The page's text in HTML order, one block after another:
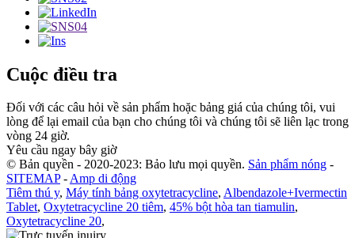
Cuộc điều tra
Đối với các câu hỏi về sản phẩm hoặc bảng giá của chúng tôi, vui
lòng để lại email của bạn cho chúng tôi và chúng tôi sẽ liên lạc trong
vòng 24 giờ.
Yêu cầu ngay bây giờ
© Bản quyền - 2020-2023: Bảo lưu mọi quyền. Sản phẩm nóng -
SITEMAP-Amp di động
Tiêm thú y, Máy tính bảng oxytetracycline, Albendazole+Ivermectin
Tablet, Oxytetracycline 20 tiêm, 45% bột hòa tan tiamulin,
Oxytetracycline 20,